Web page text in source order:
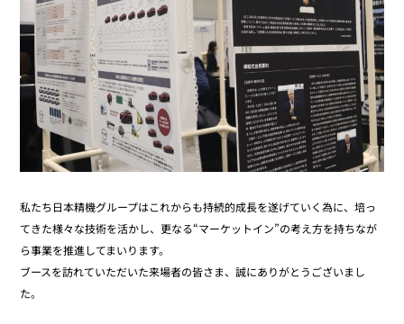
私たち日本精機グループはこれからも持続的成長を遂げていく為に、培っ
てきた様々な技術を活かし、更なる“マーケットイン”の考え方を持ちなが
ら事業を推進してまいります。
ブースを訪れていただいた来場者の皆さま、誠にありがとうございまし
た。